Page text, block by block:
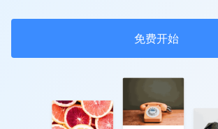
免费开始